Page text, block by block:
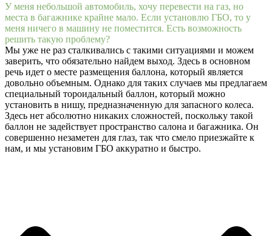
У меня небольшой автомобиль, хочу перевести на газ, но
места в багажнике крайне мало. Если установлю ГБО, то у
меня ничего в машину не поместится. Есть возможность
решить такую проблему?
Мы уже не раз сталкивались с такими ситуациями и можем
заверить, что обязательно найдем выход. Здесь в основном
речь идет о месте размещения баллона, который является
довольно объемным. Однако для таких случаев мы предлагаем
специальный тороидальный баллон, который можно
установить в нишу, предназначенную для запасного колеса.
Здесь нет абсолютно никаких сложностей, поскольку такой
баллон не задействует пространство салона и багажника. Он
совершенно незаметен для глаз, так что смело приезжайте к
нам, и мы установим ГБО аккуратно и быстро.